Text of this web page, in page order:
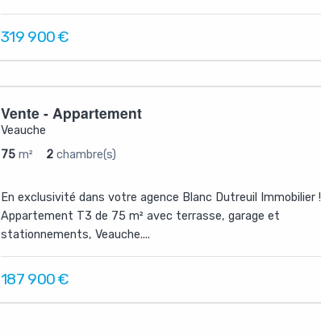
319 900€
Vente - Appartement
Veauche
75 m² 2 chambre(s)
En exclusivité dans votre agence Blanc Dutreuil Immobilier !
Appartement T3 de 75 m² avec terrasse, garage et
stationnements, Veauche....
187 900€